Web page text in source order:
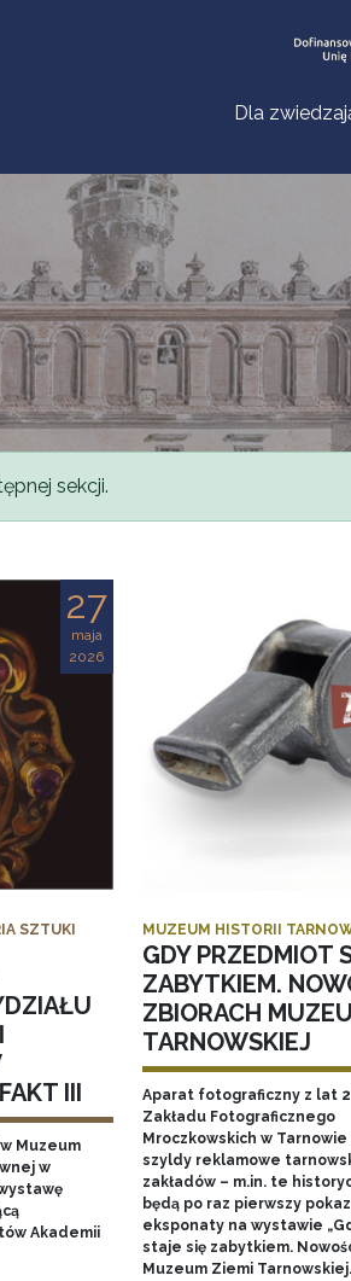
Dla
sekcji.
27
maja
2026
SZTUKI
III
Muzeum
w
Akademii
MUZEUM HISTORII
GDY PRZEDMIOT
ZABYTKIEM.
ZBIORACH
TARNOWSKIEJ
Aparat fotograficzny z lat
Zakładu Fotograficznego
Mroczkowskich w
szyldy reklamowe
zakładów – m.in. te
będą po raz pierwszy
eksponaty na wystawie
staje się zabytkiem.
Muzeum Ziemi